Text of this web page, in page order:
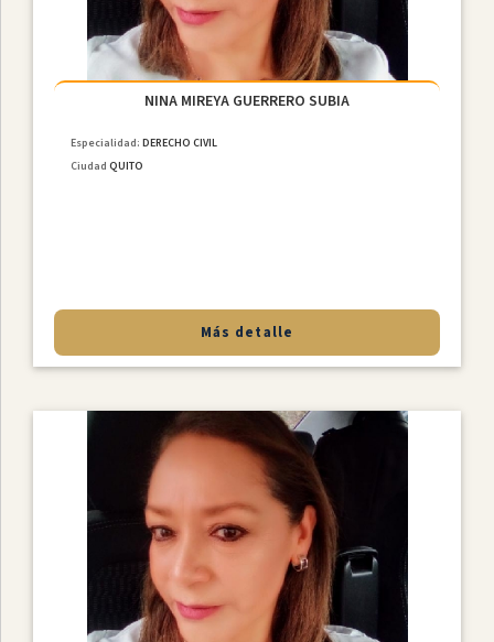
NINA MIREYA GUERRERO SUBIA
Especialidad:DERECHO CIVIL
Ciudad QUITO
Más detalle